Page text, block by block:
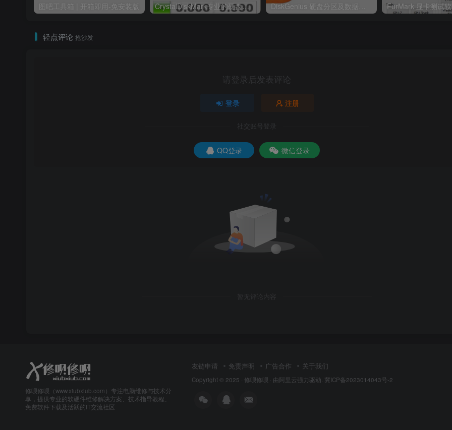
图吧工具箱 | 开箱即用-免安装版 CrystalDiskMark专业的硬盘测试软件-免费下载
轻点评论 抢沙发
请登录后发表评论
登录 注册
社交账号登录
QQ登录 微信登录
暂无评论内容
修呗修呗（www.xiubxiub.com）专注电脑维修与技术分
享，提供专业的软硬件维修解决方案、技术指导教程、
免费软件下载及活跃的IT交流社区
友链申请 免责声明 广告合作 关于我们
Copyright © 2025 · 修呗修呗 · 由阿里云强力驱动. 冀ICP备2023014043号-2